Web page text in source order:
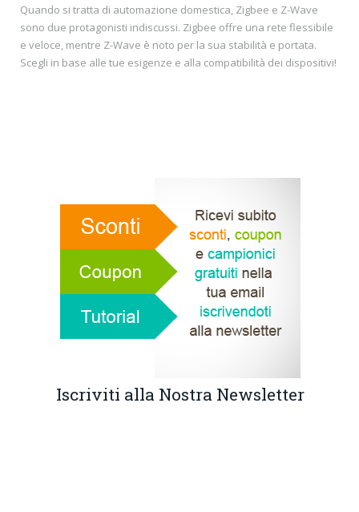
Quando si tratta di automazione domestica, Zigbee e Z-Wave
sono due protagonisti indiscussi. Zigbee offre una rete flessibile
e veloce, mentre Z-Wave è noto per la sua stabilità e portata.
Scegli in base alle tue esigenze e alla compatibilità dei dispositivi!
Iscriviti alla Nostra Newsletter